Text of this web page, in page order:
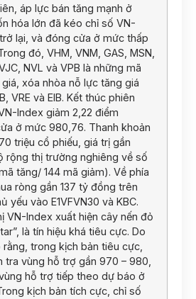
áp lực bán tăng mạnh ở
hóa lớn đã kéo chỉ số VN-
lại, và đóng cửa ở mức thấp
đó, VHM, VNM, GAS, MSN,
NVL và VPB là những mã
xóa nhòa nỗ lực tăng giá
VRE và EIB. Kết thúc phiên
Index giảm 2,22 điểm
ở mức 980,76. Thanh khoản
triệu cổ phiếu, giá trị gần
rộng thị trường nghiêng về số
tăng/ 144 mã giảm). Về phía
ròng gần 137 tỷ đồng trên
yếu vào E1VFVN30 và KBC.
VN-Index xuất hiện cây nến đỏ
là tín hiệu khá tiêu cực. Do
trong kịch bản tiêu cực,
tra vùng hỗ trợ gần 970 – 980,
hỗ trợ tiếp theo dự báo ở
kịch bản tích cực, chỉ số